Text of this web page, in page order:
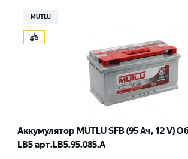
MUTLU
Аккумулятор MUTLU SFB (95 Ач, 12 V)
LB5 арт.LВ5.95.085.A